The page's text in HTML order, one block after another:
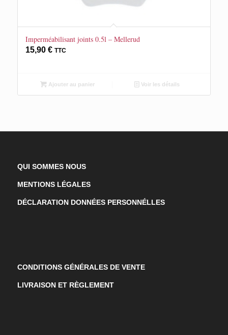
Imperméabilisant joints 0.5l – Mellerud
15,90 € TTC
Ajouter au panier Voir les détails
QUI SOMMES NOUS
MENTIONS LÉGALES
DÉCLARATION DONNÉES PERSONNÉLLES
CONDITIONS GÉNÉRALES DE VENTE
LIVRAISON ET RÈGLEMENT